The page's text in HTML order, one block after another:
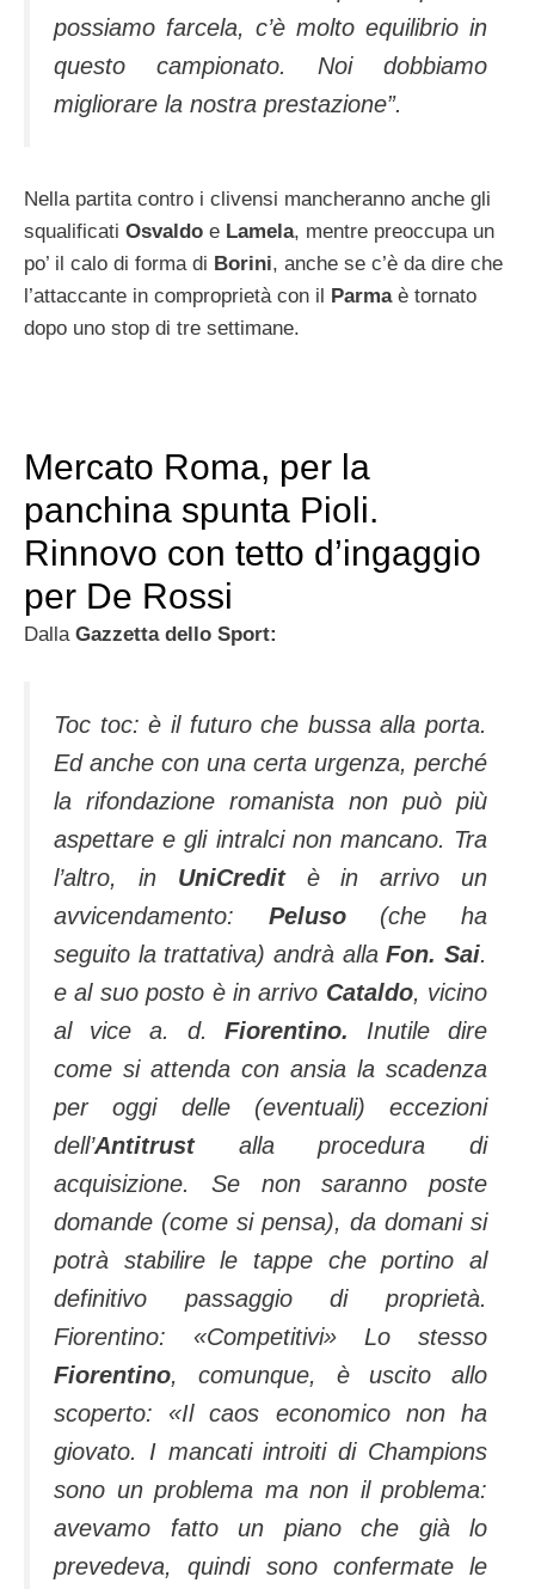
possiamo farcela, c’è molto equilibrio in
questo campionato. Noi dobbiamo
migliorare la nostra prestazione”.
Nella partita contro i clivensi mancheranno anche gli
squalificati Osvaldo e Lamela, mentre preoccupa un
po’ il calo di forma di Borini, anche se c’è da dire che
l’attaccante in comproprietà con il
Parmaè tornato
dopo uno stop di tre settimane.
Mercato Roma, per la
panchina spunta Pioli.
Rinnovo con tetto d’ingaggio
per De Rossi
Dalla Gazzetta dello Sport:
Toc toc: è il futuro che bussa alla porta.
Ed anche con una certa urgenza, perché
la rifondazione romanista non può più
aspettare e gli intralci non mancano. Tra
l’altro, in UniCreditè in arrivo un
avvicendamento: Peluso(che ha
seguito la trattativa) andrà allaFon. Sai.
e al suo posto è in arrivo Cataldo, vicino
al vice a. d.Fiorentino.
Inutile dire
come si attenda con ansia la scadenza
per oggi delle (eventuali) eccezioni
dell’Antitrust alla procedura di
acquisizione. Se non saranno poste
domande (come si pensa), da domani si
potrà stabilire le tappe che portino al
definitivo passaggio di proprietà.
Fiorentino: «Competitivi» Lo stesso
Fiorentino, comunque, è uscito allo
scoperto: «Il caos economico non ha
giovato. I mancati introiti di Champions
sono un problema ma non il problema:
avevamo fatto un piano che già lo
prevedeva, quindi sono confermate le